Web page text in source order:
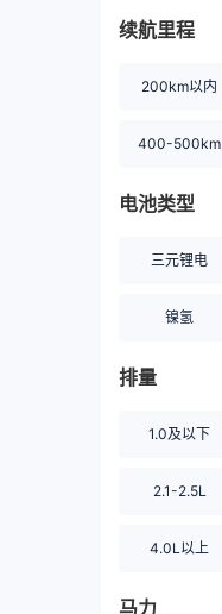
续航里程
200km以内
400-500km
电池类型
三元锂电
镍氢
排量
1.0及以下
2.1-2.5L
4.0L以上
马力